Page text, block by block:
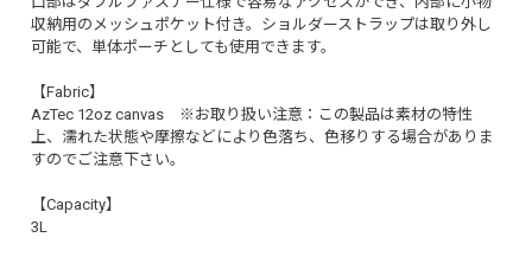
収納用のメッシュポケット付き。ショルダーストラップは取り外し
可能で、単体ポーチとしても使用できます。
【Fabric】
AzTec 12oz canvas ※お取り扱い注意：この製品は素材の特性
上、濡れた状態や摩擦などにより色落ち、色移りする場合がありま
すのでご注意下さい。
【Capacity】
3L